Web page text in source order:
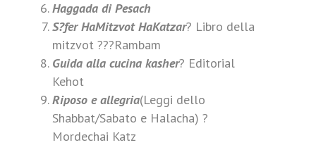
Haggada di Pesach
S?fer HaMitzvot HaKatzar? Libro della
mitzvot ???Rambam
Guida alla cucina kasher? Editorial
Kehot
Riposo e allegria(Leggi dello
Shabbat/Sabato e Halacha) ?
Mordechai Katz